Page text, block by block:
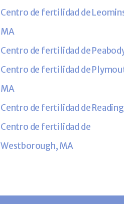
Centro de fertilidad de
MA
Centro de fertilidad de
Centro de fertilidad de
MA
Centro de fertilidad de
Centro de fertilidad de
Westborough, MA